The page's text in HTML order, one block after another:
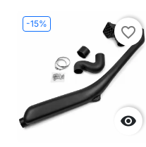
-15%

favorite_border